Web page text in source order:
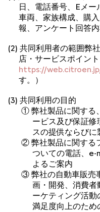
日、電話番号、Eメ
車両、家族構成、購
報、アンケート回答
(2) 共同利用者の範囲弊
店・サービスポイン
https://
す。）
(3) 共同利用の目的
① 弊社製品に関する
ービス及び保証
スの提供ならび
② 弊社製品に関する
ついての電話、e-
よるご案内
③ 弊社の自動車販売
画・開発、消費者
ーケティング活
満足度向上のため